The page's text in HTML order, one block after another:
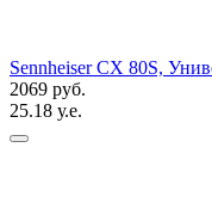
Sennheiser CX 80S,
2069 руб.
25.18 у.е.